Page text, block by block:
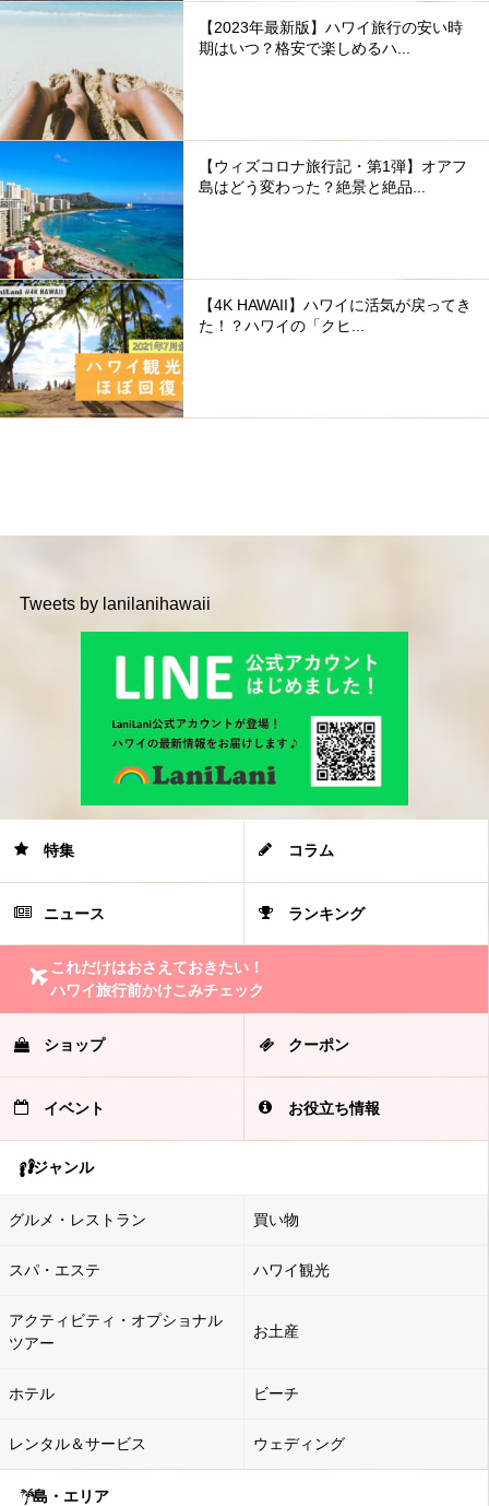
【2023年最新版】ハワイ旅行の安い時
期はいつ？格安で楽しめるハ...
【ウィズコロナ旅行記・第1弾】オアフ
島はどう変わった？絶景と絶品...
【4K HAWAII】ハワイに活気が戻ってき
た！？ハワイの「クヒ...
Tweets by lanilanihawaii
特集 コラム
ニュース ランキング
これだけはおさえておきたい！
ハワイ旅行前かけこみチェック
ショップ クーポン
イベント お役立ち情報
ジャンル
グルメ・レストラン 買い物
スパ・エステ ハワイ観光
アクティビティ・オプショナル
ツアー
お土産
ホテル ビーチ
レンタル＆サービス ウェディング
島・エリア